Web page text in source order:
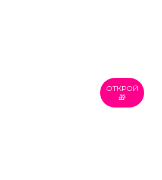
ОТКРОЙ
🎁